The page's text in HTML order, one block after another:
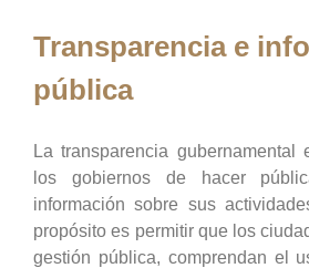
Transparencia e
pública
La transparencia
los gobiernos de hacer
información sobre sus
propósito es permitir que los
gestión pública, comprendan el